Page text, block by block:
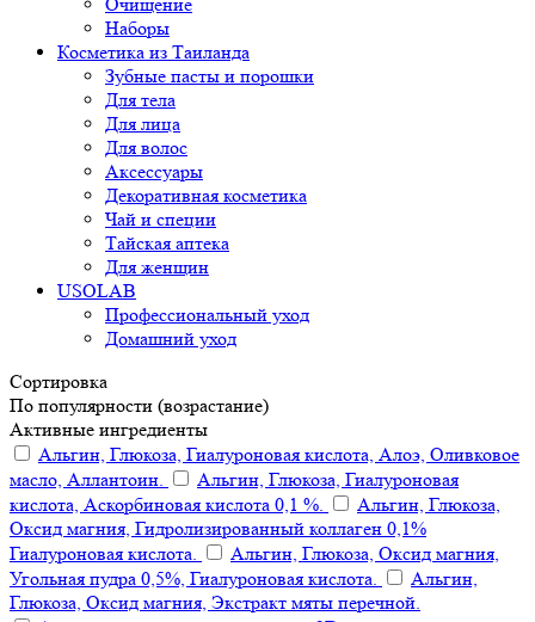
Наборы
Косметика из Таиланда
Зубные пасты и порошки
Для тела
Для лица
Для волос
Аксессуары
Декоративная косметика
Чай и специи
Тайская аптека
Для женщин
USOLAB
Профессиональный уход
Домашний уход
Сортировка
По популярности (возрастание)
Активные ингредиенты
Альгин, Глюкоза, Гиалуроновая кислота, Алоэ, Оливковое
масло, Аллантоин.
Альгин, Глюкоза, Гиалуроновая
кислота, Аскорбиновая кислота 0,1 %.
Альгин, Глюкоза,
Оксид магния, Гидролизированный коллаген 0,1%
Гиалуроновая кислота.
Альгин, Глюкоза, Оксид магния,
Угольная пудра 0,5%, Гиалуроновая кислота.
Альгин,
Глюкоза, Оксид магния, Экстракт мяты перечной.